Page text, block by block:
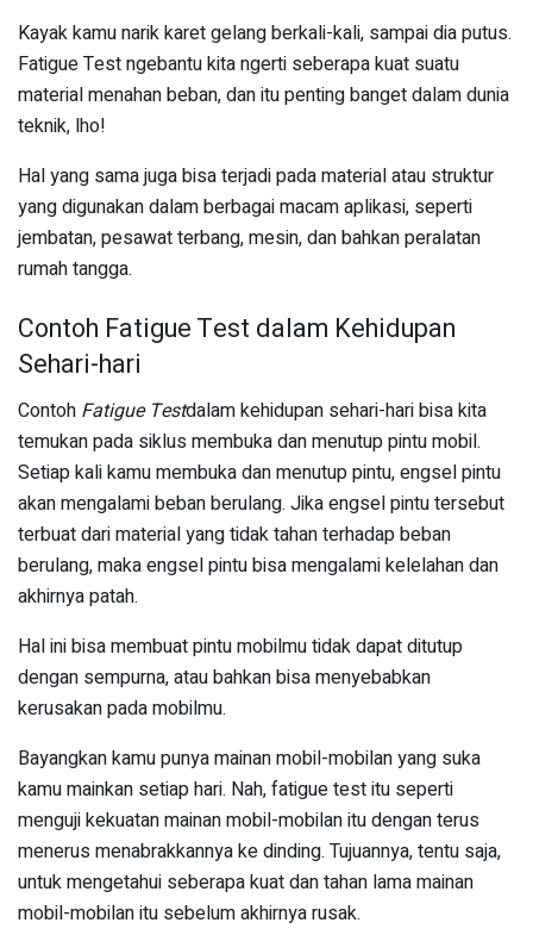
Kayak kamu narik karet gelang berkali-kali, sampai dia putus.
Fatigue Test ngebantu kita ngerti seberapa kuat suatu
material menahan beban, dan itu penting banget dalam dunia
teknik, lho!
Hal yang sama juga bisa terjadi pada material atau struktur
yang digunakan dalam berbagai macam aplikasi, seperti
jembatan, pesawat terbang, mesin, dan bahkan peralatan
rumah tangga.
Contoh Fatigue Test dalam Kehidupan
Sehari-hari
Contoh Fatigue Testdalam kehidupan sehari-hari bisa kita
temukan pada siklus membuka dan menutup pintu mobil.
Setiap kali kamu membuka dan menutup pintu, engsel pintu
akan mengalami beban berulang. Jika engsel pintu tersebut
terbuat dari material yang tidak tahan terhadap beban
berulang, maka engsel pintu bisa mengalami kelelahan dan
akhirnya patah.
Hal ini bisa membuat pintu mobilmu tidak dapat ditutup
dengan sempurna, atau bahkan bisa menyebabkan
kerusakan pada mobilmu.
Bayangkan kamu punya mainan mobil-mobilan yang suka
kamu mainkan setiap hari. Nah, fatigue test itu seperti
menguji kekuatan mainan mobil-mobilan itu dengan terus
menerus menabrakkannya ke dinding. Tujuannya, tentu saja,
untuk mengetahui seberapa kuat dan tahan lama mainan
mobil-mobilan itu sebelum akhirnya rusak.